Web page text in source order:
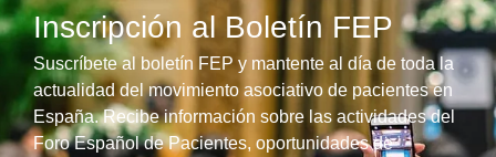
Inscripción al Boletín FEP
Suscríbete al boletín FEP y mantente al día de toda la
actualidad del movimiento asociativo de pacientes en
España. Recibe información sobre las actividades del
Foro Español de Pacientes, oportunidades de